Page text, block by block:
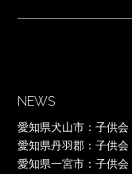
NEWS
愛知県犬山市：子供会
愛知県丹羽郡：子供会
愛知県一宮市：子供会